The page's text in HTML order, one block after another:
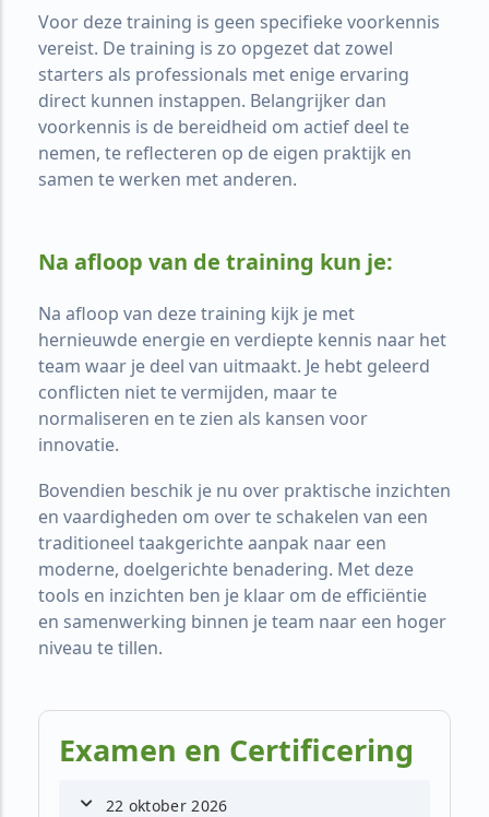
Voor deze training is geen specifieke voorkennis
vereist. De training is zo opgezet dat zowel
starters als professionals met enige ervaring
direct kunnen instappen. Belangrijker dan
voorkennis is de bereidheid om actief deel te
nemen, te reflecteren op de eigen praktijk en
samen te werken met anderen.
Na afloop van de training kun je:
Na afloop van deze training kijk je met
hernieuwde energie en verdiepte kennis naar het
team waar je deel van uitmaakt. Je hebt geleerd
conflicten niet te vermijden, maar te
normaliseren en te zien als kansen voor
innovatie.
Bovendien beschik je nu over praktische inzichten
en vaardigheden om over te schakelen van een
traditioneel taakgerichte aanpak naar een
moderne, doelgerichte benadering. Met deze
tools en inzichten ben je klaar om de efficiëntie
en samenwerking binnen je team naar een hoger
niveau te tillen.
Examen en Certificering
22 oktober 2026